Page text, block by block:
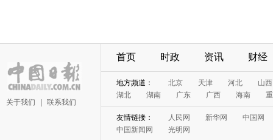
关于我们 联系我们
首页 时政 资讯 财经
地方频道： 北京 天津 河北
山西
湖北
湖南 广东 广西 海南
友情链接： 人民网 新华网
中国网
中国新闻网
光明网